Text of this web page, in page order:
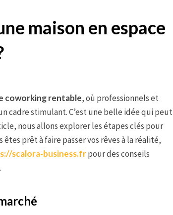
maison en espace
coworking rentable, où professionnels et
cadre stimulant. C’est une belle idée qui peut
nous allons explorer les étapes clés pour
prêt à faire passer vos rêves à la réalité,
scalora-business.frpour des conseils